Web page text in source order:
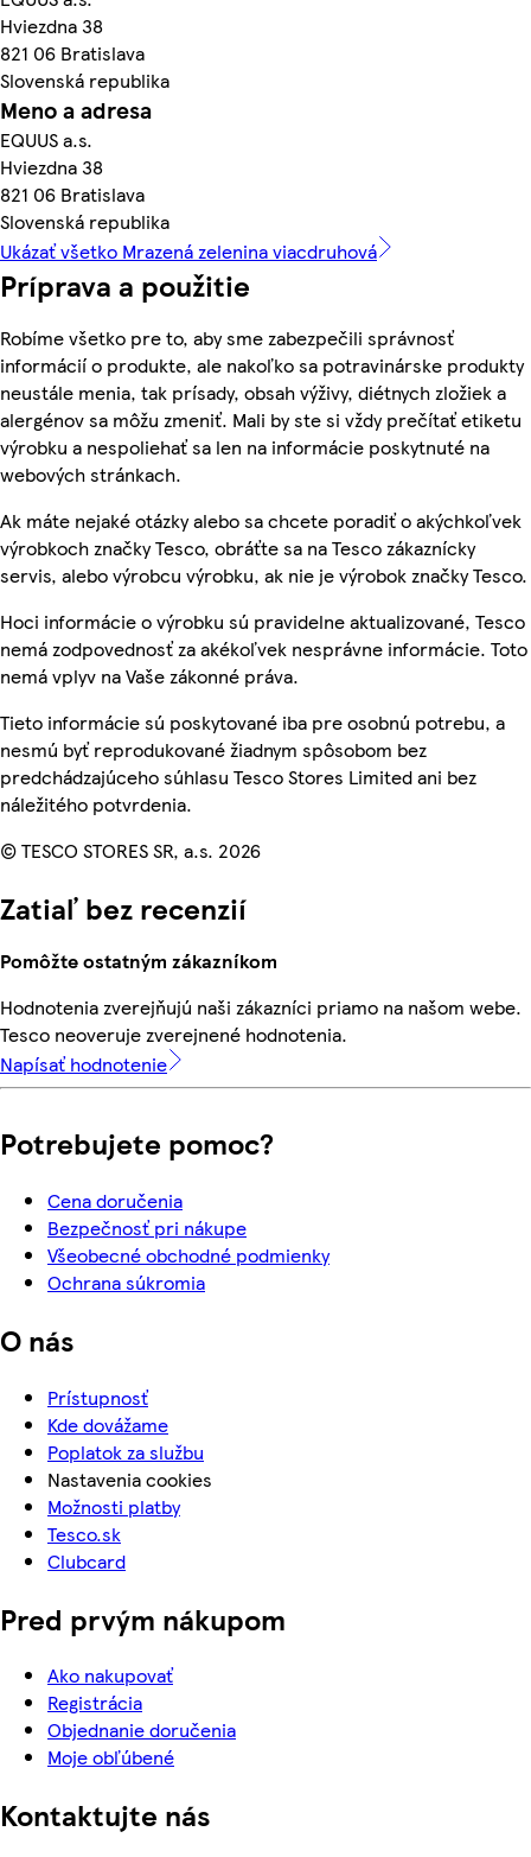
Hviezdna 38
821 06 Bratislava
Slovenská republika
Meno a adresa
EQUUS a.s.
Hviezdna 38
821 06 Bratislava
Slovenská republika
Ukázať všetko Mrazená zelenina viacdruhová
Príprava a použitie
Robíme všetko pre to, aby sme zabezpečili správnosť
informácií o produkte, ale nakoľko sa potravinárske produkty
neustále menia, tak prísady, obsah výživy, diétnych zložiek a
alergénov sa môžu zmeniť. Mali by ste si vždy prečítať etiketu
výrobku a nespoliehať sa len na informácie poskytnuté na
webových stránkach.
Ak máte nejaké otázky alebo sa chcete poradiť o akýchkoľvek
výrobkoch značky Tesco, obráťte sa na Tesco zákaznícky
servis, alebo výrobcu výrobku, ak nie je výrobok značky Tesco.
Hoci informácie o výrobku sú pravidelne aktualizované, Tesco
nemá zodpovednosť za akékoľvek nesprávne informácie. Toto
nemá vplyv na Vaše zákonné práva.
Tieto informácie sú poskytované iba pre osobnú potrebu, a
nesmú byť reprodukované žiadnym spôsobom bez
predchádzajúceho súhlasu Tesco Stores Limited ani bez
náležitého potvrdenia.
© TESCO STORES SR, a.s. 2026
Zatiaľ bez recenzií
Pomôžte ostatným zákazníkom
Hodnotenia zverejňujú naši zákazníci priamo na našom webe.
Tesco neoveruje zverejnené hodnotenia.
Napísať hodnotenie
Potrebujete pomoc?
Cena doručenia
Bezpečnosť pri nákupe
Všeobecné obchodné podmienky
Ochrana súkromia
O nás
Prístupnosť
Kde dovážame
Poplatok za službu
Nastavenia cookies
Možnosti platby
Tesco.sk
Clubcard
Pred prvým nákupom
Ako nakupovať
Registrácia
Objednanie doručenia
Moje obľúbené
Kontaktujte nás